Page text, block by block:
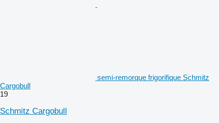
semi-remorque frigorifique Schmitz
Cargobull
19
Schmitz Cargobull